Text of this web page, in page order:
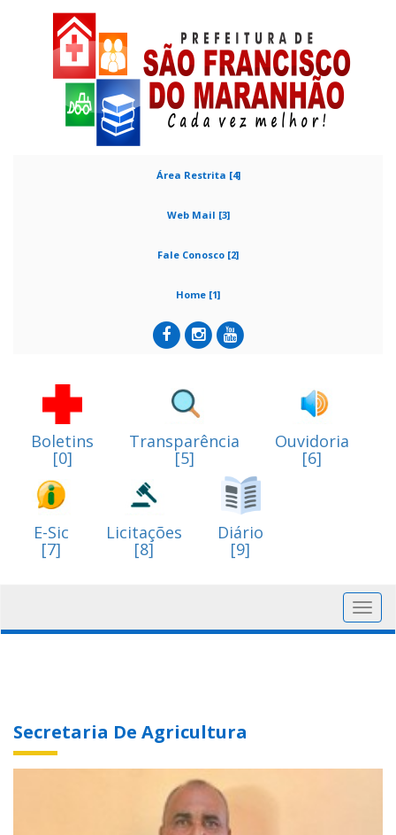
Área Restrita [4]
Web Mail [3]
Fale Conosco [2]
Home [1]
Boletins
[0]
Transparência
[5]
Ouvidoria
[6]
E-Sic
[7]
Licitações
[8]
Diário
[9]
Secretaria De Agricultura